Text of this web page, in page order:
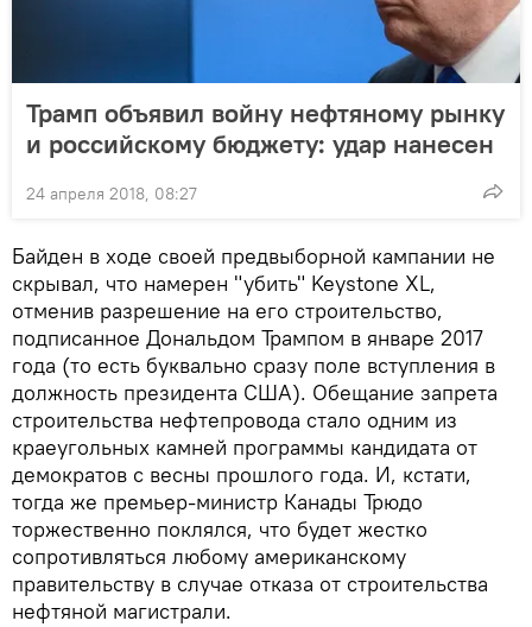
Трамп объявил войну нефтяному рынку
и российскому бюджету: удар нанесен
24 апреля 2018, 08:27
Байден в ходе своей предвыборной кампании не
скрывал, что намерен "убить" Keystone XL,
отменив разрешение на его строительство,
подписанное Дональдом Трампом в январе 2017
года (то есть буквально сразу поле вступления в
должность президента США). Обещание запрета
строительства нефтепровода стало одним из
краеугольных камней программы кандидата от
демократов с весны прошлого года. И, кстати,
тогда же премьер-министр Канады Трюдо
торжественно поклялся, что будет жестко
сопротивляться любому американскому
правительству в случае отказа от строительства
нефтяной магистрали.